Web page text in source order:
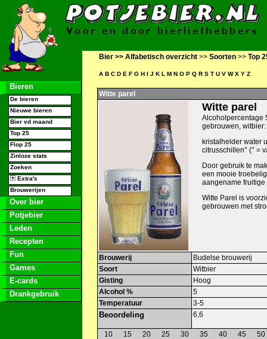
Bieren
De bieren
Nieuwe bieren
Bier vd maand
Top 25
Flop 25
Zinloze stats
Zoeken
Extra's
Brouwerijen
Over bier
Potjebier
Leden
Recepten
Fun
Games
E-cards
Drankgebruik
Bier >> Alfabetisch overzicht >> Soorten >> Top
A B C D E F G H I J K L M N O P Q R S T U V W X Y Z
Witte parel
Witte parel
Alcoholpercentage
gebrouwen, witbier:
kristalhelder water
citrusschillen° (° =
Door gebruik te
een mooie
aangename
Witte Parel is
gebrouwen met
Brouwerij
Budelse brouwerij
Soort
Witbier
Gisting
Hoog
Alcohol %
5
Temperatuur
3-5
Beoordeling 6,6
10 15 20 25 30 35 40 45 50